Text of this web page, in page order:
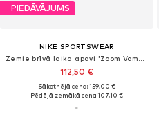
PIEDĀVĀJUMS
NIKE SPORTSWEAR
Zemie brīvā laika apavi 'Zoom Vomero 5'
112,50 €
Sākotnējā cena: 159,00 €
Pēdējā zemākā cena:107,10 €